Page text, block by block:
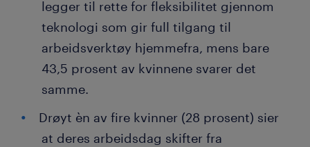
legger til rette for fleksibilitet gjennom
teknologi som gir full tilgang til
arbeidsverktøy hjemmefra, mens bare
43,5 prosent av kvinnene svarer det
samme.
Drøyt èn av fire kvinner (28 prosent) sier
at deres arbeidsdag skifter fra